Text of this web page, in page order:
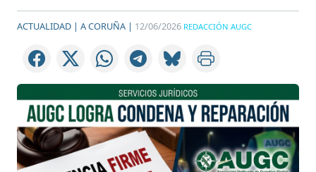
ACTUALIDAD | A CORUÑA | 12/06/2026 REDACCIÓN AUGC